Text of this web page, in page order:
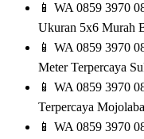
📱 WA 0859 3970
Ukuran 5x6 Murah
📱 WA 0859 3970
Meter Terpercaya
📱 WA 0859 3970
Terpercaya
📱 WA 0859 3970